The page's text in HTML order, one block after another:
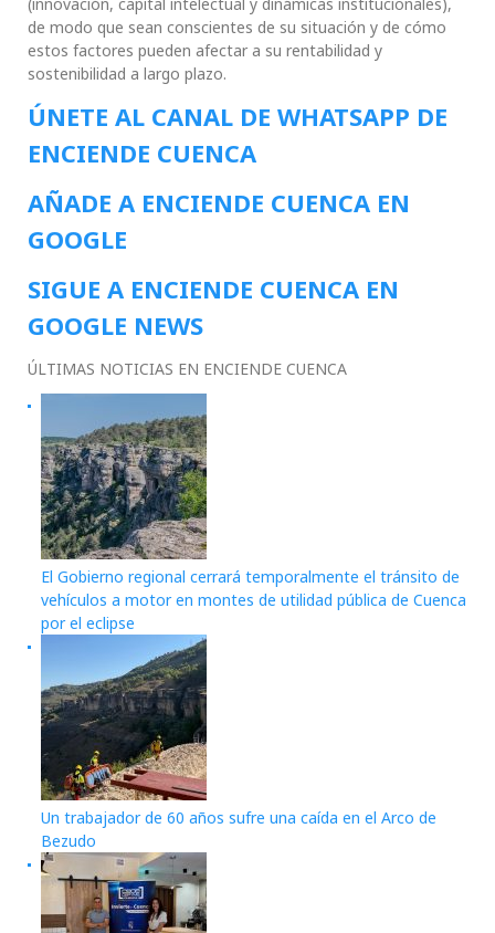
(innovación, capital intelectual y dinámicas institucionales),
de modo que sean conscientes de su situación y de cómo
estos factores pueden afectar a su rentabilidad y
sostenibilidad a largo plazo.
ÚNETE AL CANAL DE WHATSAPP DE
ENCIENDE CUENCA
AÑADE A ENCIENDE CUENCA EN
GOOGLE
SIGUE A ENCIENDE CUENCA EN
GOOGLE NEWS
ÚLTIMAS NOTICIAS EN ENCIENDE CUENCA
El Gobierno regional cerrará temporalmente el tránsito de
vehículos a motor en montes de utilidad pública de Cuenca
por el eclipse
Un trabajador de 60 años sufre una caída en el Arco de
Bezudo